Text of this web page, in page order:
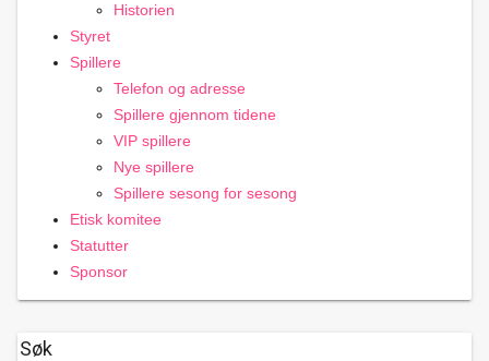
Historien
Styret
Spillere
Telefon og adresse
Spillere gjennom tidene
VIP spillere
Nye spillere
Spillere sesong for sesong
Etisk komitee
Statutter
Sponsor
Søk